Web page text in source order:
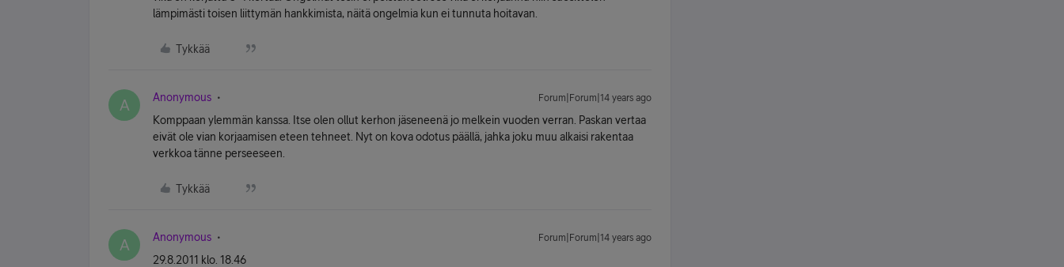
lämpimästi toisen liittymän hankkimista, näitä ongelmia kun ei tunnuta hoitavan.
Tykkää
A Anonymous Forum|Forum|14 years ago
Komppaan ylemmän kanssa. Itse olen ollut kerhon jäseneenä jo melkein vuoden verran. Paskan vertaa
eivät ole vian korjaamisen eteen tehneet. Nyt on kova odotus päällä, jahka joku muu alkaisi rakentaa
verkkoa tänne perseeseen.
Tykkää
A Anonymous Forum|Forum|14 years ago
29.8.2011 klo. 18.46